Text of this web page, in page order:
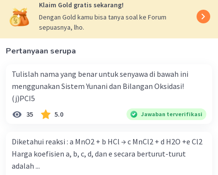
Klaim Gold gratis sekarang!
Dengan Gold kamu bisa tanya soal ke Forum
sepuasnya, lho.
Pertanyaan serupa
Tulislah nama yang benar untuk senyawa di bawah ini
menggunakan Sistem Yunani dan Bilangan Oksidasi!
(j)PCI5
35 5.0 Jawaban terverifikasi
Diketahui reaksi : a MnO2 + b HCl → c MnCl2 + d H2O +e Cl2
Harga koefisien a, b, c, d, dan e secara berturut-turut
adalah ...